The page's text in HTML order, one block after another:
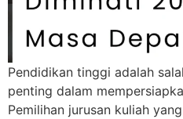
Pendidikan tinggi adalah
penting dalam
Pemilihan jurusan kuliah